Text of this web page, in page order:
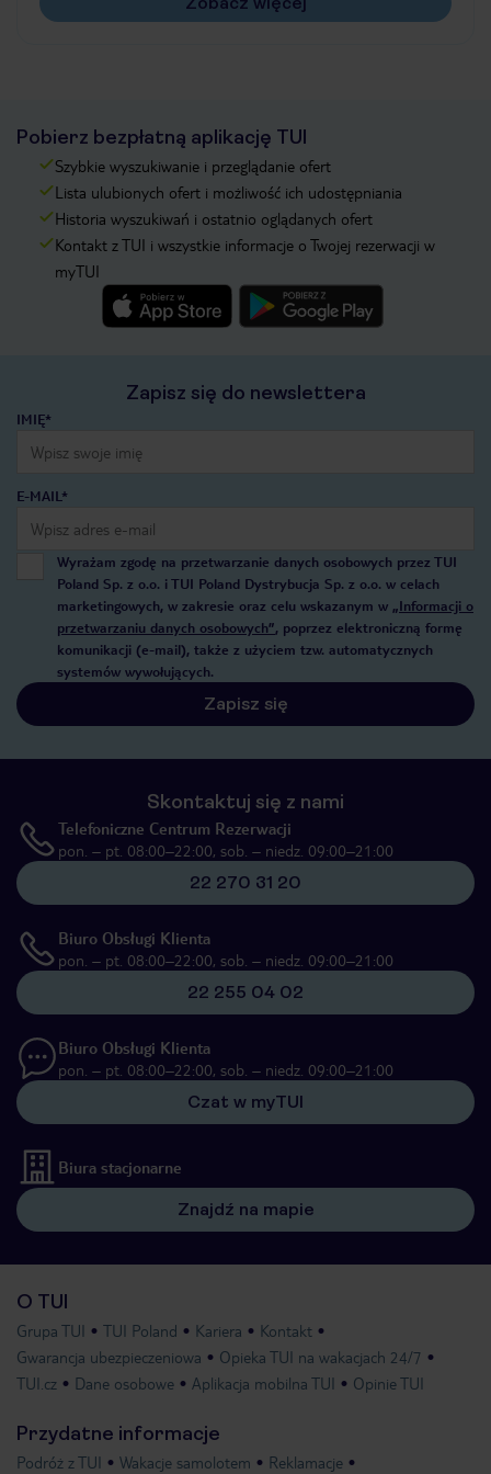
Pobierz bezpłatną aplikację TUI
Szybkie wyszukiwanie i przeglądanie ofert
Lista ulubionych ofert i możliwość ich udostępniania
Historia wyszukiwań i ostatnio oglądanych ofert
Kontakt z TUI i wszystkie informacje o Twojej rezerwacji w
myTUI
Zapisz się do newslettera
IMIĘ*
E-MAIL*
Wyrażam zgodę na przetwarzanie danych osobowych przez TUI
Poland Sp. z o.o. i TUI Poland Dystrybucja Sp. z o.o. w celach
marketingowych, w zakresie oraz celu wskazanym w „Informacji o
przetwarzaniu danych osobowych”, poprzez elektroniczną formę
komunikacji (e-mail), także z użyciem tzw. automatycznych
systemów wywołujących.
Zapisz się
Skontaktuj się z nami
Telefoniczne Centrum Rezerwacji
pon. – pt. 08:00–22:00, sob. – niedz. 09:00–21:00
22 270 31 20
Biuro Obsługi Klienta
pon. – pt. 08:00–22:00, sob. – niedz. 09:00–21:00
22 255 04 02
Biuro Obsługi Klienta
pon. – pt. 08:00–22:00, sob. – niedz. 09:00–21:00
Czat w myTUI
Biura stacjonarne
Znajdź na mapie
O TUI
Grupa TUI TUI Poland Kariera
Kontakt
Gwarancja ubezpieczeniowa
Opieka TUI na wakacjach 24/7
TUI.cz
Dane osobowe Aplikacja mobilna TUI Opinie TUI
Przydatne informacje
Podróż z TUI Wakacje samolotem Reklamacje